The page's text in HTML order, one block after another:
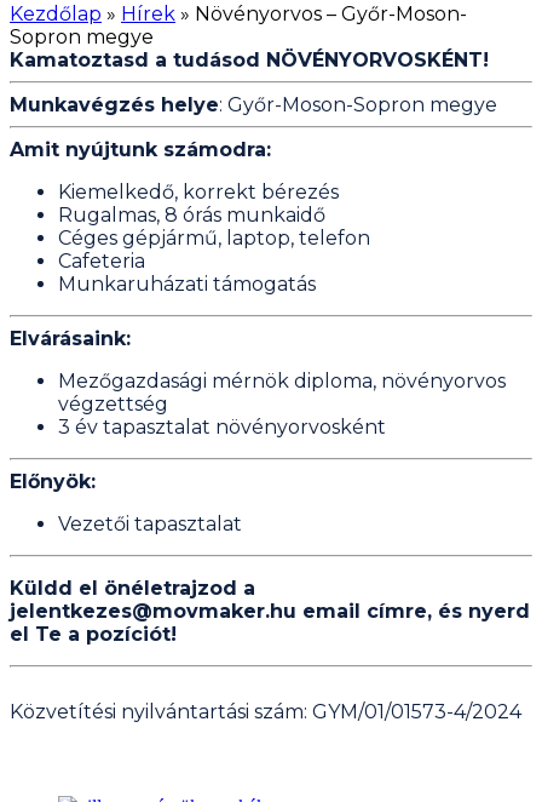
Kezdőlap » Hírek » Növényorvos – Győr-Moson-
Sopron megye
Kamatoztasd a tudásod NÖVÉNYORVOSKÉNT!
​Munkavégzés helye: Győr-Moson-Sopron megye
​Amit nyújtunk számodra:
Kiemelkedő, korrekt bérezés
Rugalmas, 8 órás munkaidő
Céges gépjármű, laptop, telefon
Cafeteria
Munkaruházati támogatás
Elvárásaink:
Mezőgazdasági mérnök diploma, növényorvos
végzettség
3 év tapasztalat növényorvosként
Előnyök:
Vezetői tapasztalat
​Küldd el önéletrajzod a
jelentkezes@movmaker.hu email címre, és nyerd
el Te a pozíciót!
Közvetítési nyilvántartási szám: GYM/01/01573-4/2024